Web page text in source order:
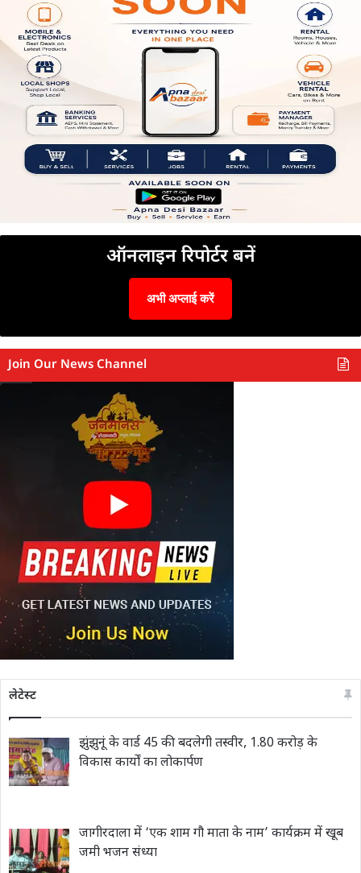
ऑनलाइन रिपोर्टर बनें
अभी अप्लाई करें
Join Our News Channel
लेटेस्ट
झुंझुनूं के वार्ड 45 की बदलेगी तस्वीर, 1.80 करोड़ के
विकास कार्यों का लोकार्पण
जागीरदाला में ‘एक शाम गौ माता के नाम’ कार्यक्रम में खूब
जमी भजन संध्या